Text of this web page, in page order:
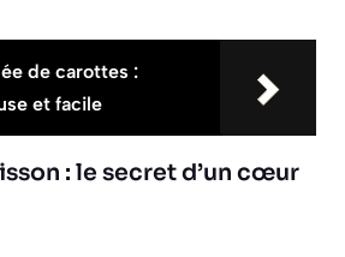
de carottes :
et facile
: le secret d’un cœur